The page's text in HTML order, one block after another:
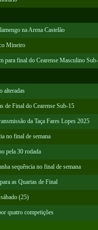
na Arena Castelão
Mineiro
para final do Cearense Masculino
alteradas
de Final do Cearense Sub-15
da Taça Fares Lopes 2025
no final de semana
pela 30 rodada
sequência no final de semana
as Quartas de Final
(25)
quatro competições